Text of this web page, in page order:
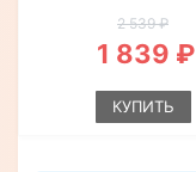
2 539 ₽
1 839 ₽
КУПИТЬ